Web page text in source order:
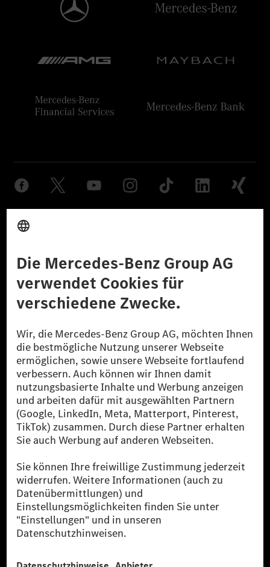
© 2026 Mercedes-Benz Group AG. Alle Rechte vorbehalten.
reduzierte CO₂-Emissionen bei der Mercedes-Benz Group durch
zertifizierte Ausgleichsprojekte kompensiert werden.
[2] Renewable Charging ist ein integraler Bestandteil von MB.CHARGE
Public in Europa, den USA, Kanada und China. Sofern an der jeweiligen
Ladestation noch kein Strom aus erneuerbaren Energien vorliegt,
verwendet Renewable Charging Grünstromzertifikate*. Diese stellen
sicher, dass für Ladevorgänge über MB.CHARGE Public eine äquivalente
Strommenge aus erneuerbaren Energien ins Stromnetz eingespeist wird.
Sie stammen ausschließlich aus Wind- und Solarkraftanlagen, die jünger
als sechs Jahre sind.
* Inkl. EKOenergy Ökolabel
* Die angegebenen Werte wurden nach dem vorgeschriebenen
Messverfahren WLTP (Worldwide harmonised Light vehicles Test
Procedure) ermittelt. Die angegebenen Spannweiten beziehen sich auf
den europäischen Markt. Der Energieverbrauch und der CO₂-Ausstoß
eines Pkw sind nicht nur von der effizienten Ausnutzung des Kraftstoffs
bzw. des Energieträgers durch den Pkw, sondern auch vom Fahrstil und
anderen nichttechnischen Faktoren abhängig.
** Der Stromverbrauch wurde auf der Grundlage der VO 692/2008/EG